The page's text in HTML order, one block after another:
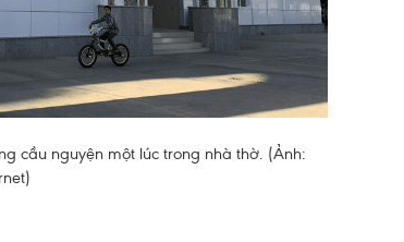
cầu nguyện một lúc trong nhà thờ. (Ảnh: